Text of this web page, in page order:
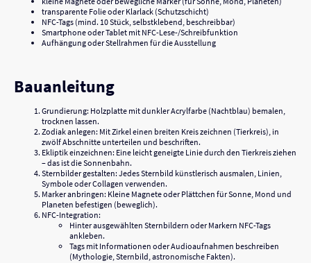
transparente Folie oder Klarlack (Schutzschicht)
NFC-Tags (mind. 10 Stück, selbstklebend, beschreibbar)
Smartphone oder Tablet mit NFC-Lese-/Schreibfunktion
Aufhängung oder Stellrahmen für die Ausstellung
Bauanleitung
Grundierung: Holzplatte mit dunkler Acrylfarbe (Nachtblau) bemalen,
trocknen lassen.
Zodiak anlegen: Mit Zirkel einen breiten Kreis zeichnen (Tierkreis), in
zwölf Abschnitte unterteilen und beschriften.
Ekliptik einzeichnen: Eine leicht geneigte Linie durch den Tierkreis ziehen
– das ist die Sonnenbahn.
Sternbilder gestalten: Jedes Sternbild künstlerisch ausmalen, Linien,
Symbole oder Collagen verwenden.
Marker anbringen: Kleine Magnete oder Plättchen für Sonne, Mond und
Planeten befestigen (beweglich).
NFC-Integration:
Hinter ausgewählten Sternbildern oder Markern NFC-Tags
ankleben.
Tags mit Informationen oder Audioaufnahmen beschreiben
(Mythologie, Sternbild, astronomische Fakten).